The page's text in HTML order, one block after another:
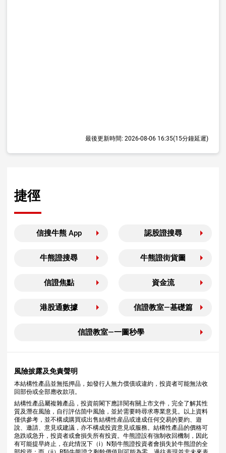
最後更新時間: 2026-08-06 16:35(15分鐘延遲)
捷徑
信搜牛熊 App 認股證搜尋
牛熊證搜尋 牛熊證街貨圖
信證焦點 資金流
港股通數據 信證教室—基礎篇
信證教室—一圖秒學
風險披露及免責聲明
本結構性產品並無抵押品，如發行人無力償債或違約，投資者可能無法收
回部份或全部應收款項。
結構性產品屬複雜產品，投資前閣下應詳閱有關上市文件，完全了解其性
質及潛在風險，自行評估箇中風險，並於需要時尋求專業意見。以上資料
僅供參考，並不構成購買或出售結構性産品或達成任何交易的要約、遊
說、邀請、意見或建議，亦不構成投資意見或服務。結構性產品的價格可
急跌或急升，投資者或會損失所有投資。牛熊證設有強制收回機制，因此
有可能提早終止，在此情況下（i）N類牛熊證投資者會損失於牛熊證的全